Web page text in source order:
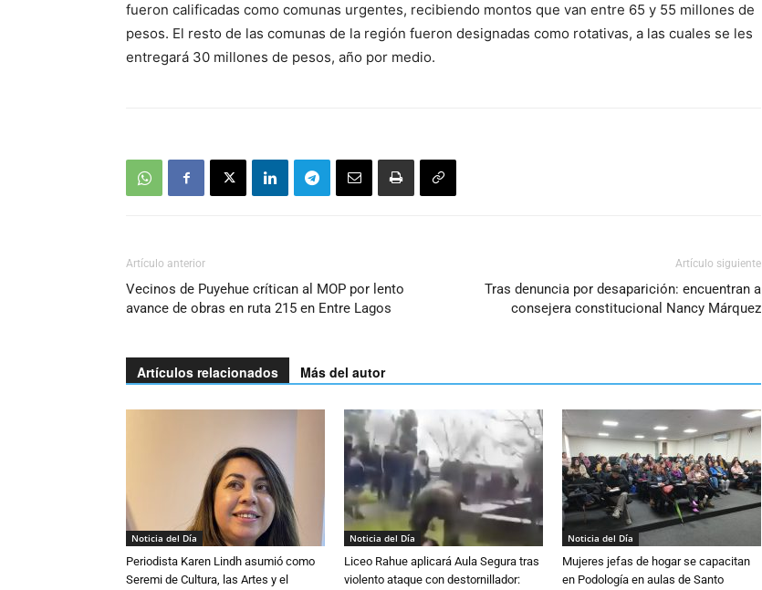
de
flecha
fueron calificadas como comunas urgentes, recibiendo montos que van entre 65 y 55 millones de
pesos. El resto de las comunas de la región fueron designadas como rotativas, a las cuales se les
entregará 30 millones de pesos, año por medio.
Artículo anterior
Vecinos de Puyehue crítican al MOP por lento
avance de obras en ruta 215 en Entre Lagos
Artículo siguiente
Tras denuncia por desaparición: encuentran a
consejera constitucional Nancy Márquez
Artículos relacionados Más del autor
Noticia del Día
Periodista Karen Lindh asumió como
Seremi de Cultura, las Artes y el
Noticia del Día
Liceo Rahue aplicará Aula Segura tras
violento ataque con destornillador:
Noticia del Día
Mujeres jefas de hogar se capacitan
en Podología en aulas de Santo